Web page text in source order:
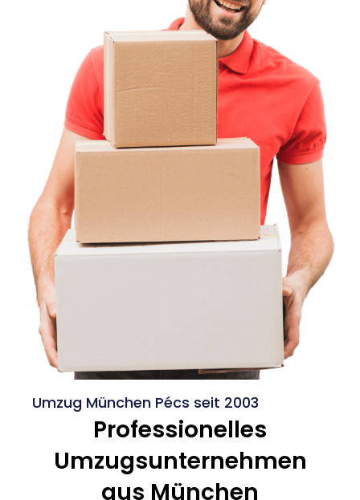
Umzug München Pécs seit 2003
Professionelles
Umzugsunternehmen
aus München